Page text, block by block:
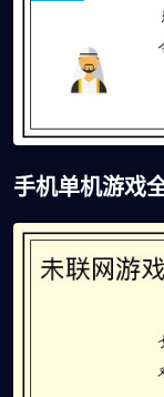
手机单机游戏